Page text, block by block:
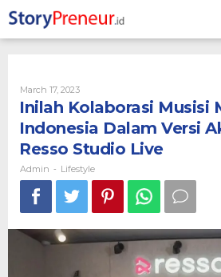
to
content
March 17, 2023By
Admin
Inilah Kolaborasi Musisi
Indonesia Dalam Versi
Resso Studio Live
Admin - Lifestyle